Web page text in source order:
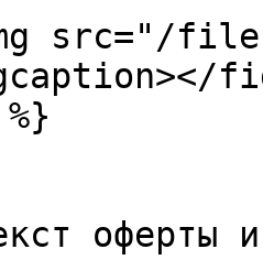
src="/files/
оферты